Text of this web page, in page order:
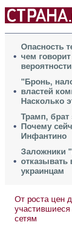
Опасность
чем
"Бронь,
властей
Насколько
Трамп, брат
Почему
Инфантино
Заложники
отказывать
украинцам
От роста цен
участившиеся
сетям